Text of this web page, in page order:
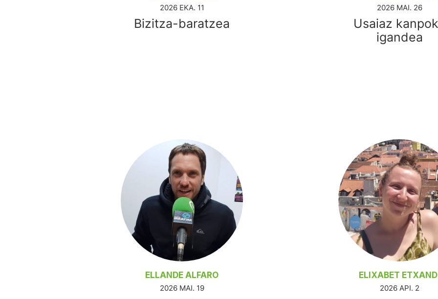
2026 EKA. 11
Bizitza-baratzea
2026 MAI. 26
Usaiaz
igandea
ELLANDE ALFARO
2026 MAI. 19
ELIXABET
2026 API. 2